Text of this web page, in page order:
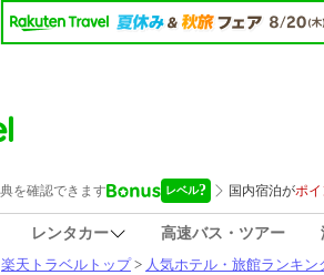
レンタカー 高速バス・ツアー
楽天トラベルトップ> 人気ホテル・旅館ランキン